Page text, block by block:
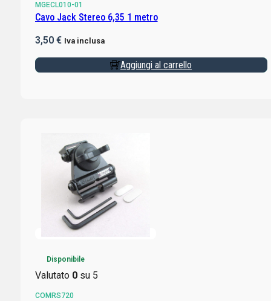
MGECL010-01
Cavo Jack Stereo 6,35 1 metro
3,50 € Iva inclusa
Aggiungi al carrello
Disponibile
Valutato 0su 5
COMRS720